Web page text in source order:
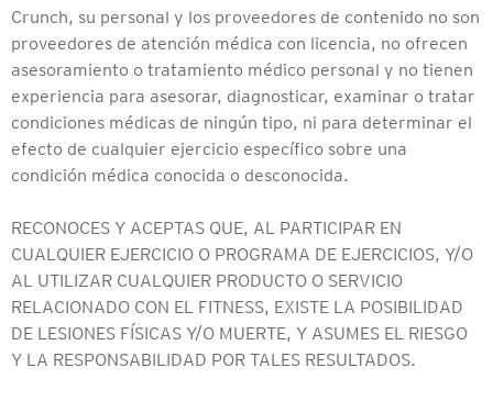
Crunch, su personal y los proveedores de contenido no son
proveedores de atención médica con licencia, no ofrecen
asesoramiento o tratamiento médico personal y no tienen
experiencia para asesorar, diagnosticar, examinar o tratar
condiciones médicas de ningún tipo, ni para determinar el
efecto de cualquier ejercicio específico sobre una
condición médica conocida o desconocida.
RECONOCES Y ACEPTAS QUE, AL PARTICIPAR EN
CUALQUIER EJERCICIO O PROGRAMA DE EJERCICIOS, Y/O
AL UTILIZAR CUALQUIER PRODUCTO O SERVICIO
RELACIONADO CON EL FITNESS, EXISTE LA POSIBILIDAD
DE LESIONES FÍSICAS Y/O MUERTE, Y ASUMES EL RIESGO
Y LA RESPONSABILIDAD POR TALES RESULTADOS.